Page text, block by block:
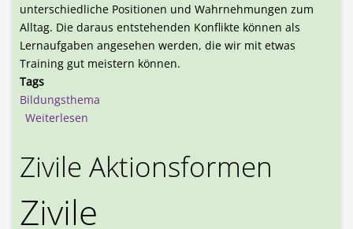
unterschiedliche Positionen und Wahrnehmungen zum
Alltag. Die daraus entstehenden Konflikte können als
Lernaufgaben angesehen werden, die wir mit etwas
Training gut meistern können.
Tags
Bildungsthema
Weiterlesen
Zivile Aktionsformen
Zivile